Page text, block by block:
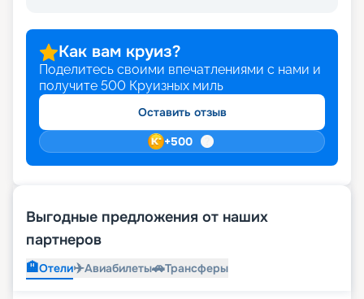
Как вам круиз?
Поделитесь своими впечатлениями с нами и
получите 500 Круизных миль
Оставить отзыв
+500
Выгодные предложения от наших
партнеров
🏨Отели✈️Авиабилеты🚗Трансферы